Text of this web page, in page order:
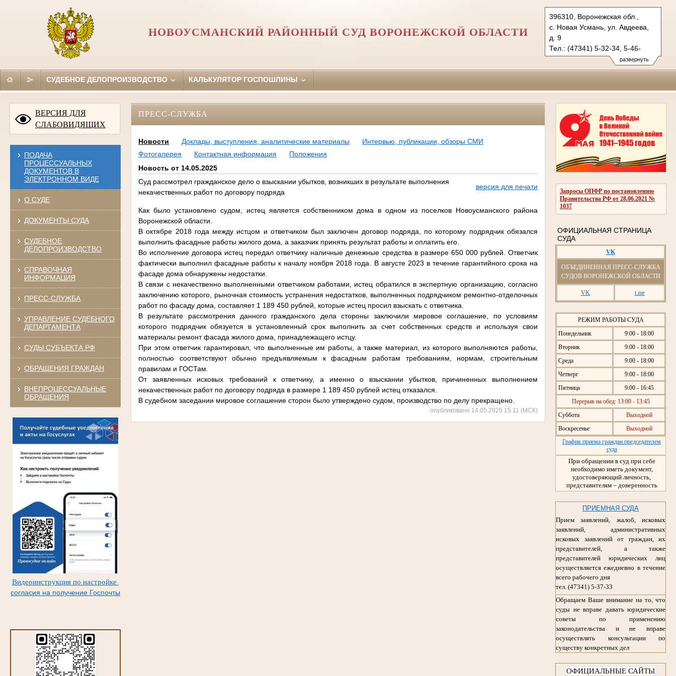
развернуть
396310, Воронежская обл.,
с. Новая Усмань, ул. Авдеева,
д. 9
Тел.: (47341) 5-32-34, 5-46-
69 (ф.)
novousmansky.vrn@sudrf.ru
НОВОУСМАНСКИЙ РАЙОННЫЙ СУД ВОРОНЕЖСКОЙ ОБЛАСТИ
СУДЕБНОЕ ДЕЛОПРОИЗВОДСТВО КАЛЬКУЛЯТОР ГОСПОШЛИНЫ
ВЕРСИЯ ДЛЯ
СЛАБОВИДЯЩИХ
ПОДАЧА
ПРОЦЕССУАЛЬНЫХ
ДОКУМЕНТОВ В
ЭЛЕКТРОННОМ ВИДЕ
О СУДЕ
ДОКУМЕНТЫ СУДА
СУДЕБНОЕ
ДЕЛОПРОИЗВОДСТВО
СПРАВОЧНАЯ
ИНФОРМАЦИЯ
ПРЕСС-СЛУЖБА
УПРАВЛЕНИЕ СУДЕБНОГО
ДЕПАРТАМЕНТА
СУДЫ СУБЪЕКТА РФ
ОБРАЩЕНИЯ ГРАЖДАН
ВНЕПРОЦЕССУАЛЬНЫЕ
ОБРАЩЕНИЯ
Видеоинструкция по настройке
согласия на получение Госпочты
Запросы ОПФР по постановлению
Правительства РФ от 28.06.2021 №
1037
ОФИЦИАЛЬНАЯ СТРАНИЦА
СУДА
VK
ОБЪЕДИНЕННАЯ ПРЕСС-СЛУЖБА
СУДОВ ВОРОНЕЖСКОЙ ОБЛАСТИ
VK t.me
РЕЖИМ РАБОТЫ СУДА
Понедельник
9:00 - 18:00
Вторник
9:00 - 18:00
Среда
9:00 - 18:00
Четверг
9:00 - 18:00
Пятница
9:00 - 16:45
Перерыв на обед: 13:00 - 13:45
Суббота
Выходной
Воскресенье
Выходной
График приема граждан председателем
суда
При обращении в суд при себе
необходимо иметь документ,
удостоверяющий личность,
представителям – доверенность
ПРИЕМНАЯ СУДА
Прием заявлений, жалоб, исковых
заявлений, административных
исковых заявлений от граждан, их
представителей, а также
представителей юридических лиц
осуществляется ежедневно в течение
всего рабочего дня
тел. (47341) 5-37-33
Обращаем Ваше внимание на то, что
суды не вправе давать юридические
советы по применению
законодательства и не вправе
осуществлять консультации по
существу конкретных дел
ОФИЦИАЛЬНЫЕ САЙТЫ
ПРЕСС-СЛУЖБА
Новости Доклады, выступления, аналитические материалы
Интервью, публикации, обзоры СМИ
Фотогалерея
Контактная информация
Положения
Новость от 14.05.2025
Суд рассмотрел гражданское дело о взыскании убытков, возникших в результате выполнения
некачественных работ по договору подряда
версия для печати
Как было установлено судом, истец является собственником дома в одном из поселков Новоусманского района
Воронежской области.
В октябре 2018 года между истцом и ответчиком был заключен договор подряда, по которому подрядчик обязался
выполнить фасадные работы жилого дома, а заказчик принять результат работы и оплатить его.
Во исполнение договора истец передал ответчику наличные денежные средства в размере 650 000 рублей. Ответчик
фактически выполнил фасадные работы к началу ноября 2018 года. В августе 2023 в течение гарантийного срока на
фасаде дома обнаружены недостатки.
В связи с некачественно выполненными ответчиком работами, истец обратился в экспертную организацию, согласно
заключению которого, рыночная стоимость устранения недостатков, выполненных подрядчиком ремонтно-отделочных
работ по фасаду дома, составляет 1 189 450 рублей, которые истец просил взыскать с ответчика.
В результате рассмотрения данного гражданского дела стороны заключили мировое соглашение, по условиям
которого подрядчик обязуется в установленный срок выполнить за счет собственных средств и используя свои
материалы ремонт фасада жилого дома, принадлежащего истцу.
При этом ответчик гарантировал, что выполненные им работы, а также материал, из которого выполняются работы,
полностью соответствуют обычно предъявляемым к фасадным работам требованиям, нормам, строительным
правилам и ГОСТам.
От заявленных исковых требований к ответчику, а именно о взыскании убытков, причиненных выполнением
некачественных работ по договору подряда в размере 1 189 450 рублей истец отказался.
В судебном заседании мировое соглашение сторон было утверждено судом, производство по делу прекращено.
опубликовано 14.05.2025 15:11 (МСК)